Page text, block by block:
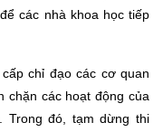
các nhà khoa học tiếp
chỉ đạo các cơ quan
chặn các hoạt động của
Trong đó, tạm dừng thi